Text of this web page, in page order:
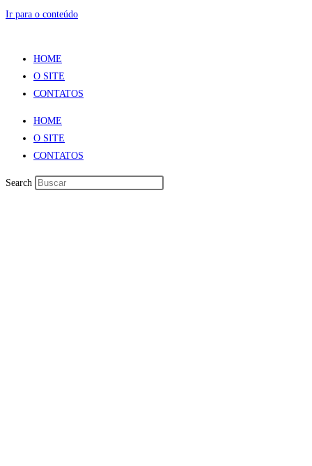
Ir para o conteúdo
HOME
O SITE
CONTATOS
HOME
O SITE
CONTATOS
Search